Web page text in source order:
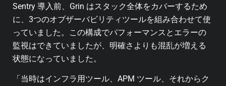
Sentry 導入前、Grin はスタック全体をカバーするため
に、3つのオブザーバビリティツールを組み合わせて使
っていました。この構成でパフォーマンスとエラーの
監視はできていましたが、明確さよりも混乱が増える
状態になっていました。
「当時はインフラ用ツール、APM ツール、それからク